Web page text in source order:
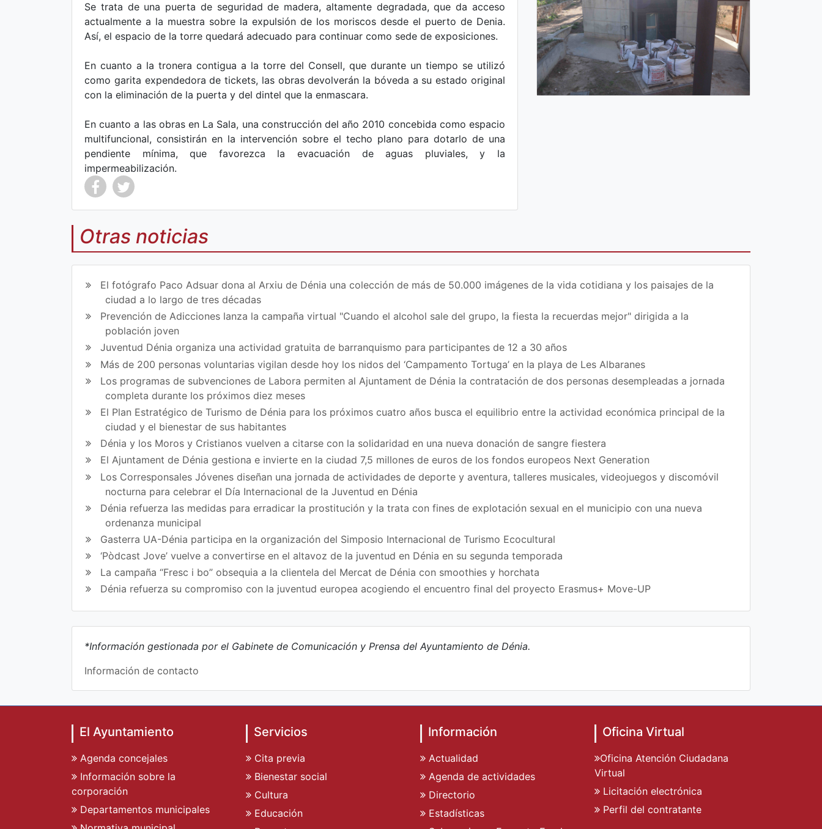
Se trata de una puerta de seguridad de madera, altamente degradada, que da acceso
actualmente a la muestra sobre la expulsión de los moriscos desde el puerto de Denia.
Así, el espacio de la torre quedará adecuado para continuar como sede de exposiciones.
En cuanto a la tronera contigua a la torre del Consell, que durante un tiempo se utilizó
como garita expendedora de tickets, las obras devolverán la bóveda a su estado original
con la eliminación de la puerta y del dintel que la enmascara.
En cuanto a las obras en La Sala, una construcción del año 2010 concebida como espacio
multifuncional, consistirán en la intervención sobre el techo plano para dotarlo de una
pendiente mínima, que favorezca la evacuación de aguas pluviales, y la
impermeabilización.
Co
art
ir
en
Fa
ce
bo
ok
Co
art
ir
en
Tw
itt
er
Otras noticias
El fotógrafo Paco Adsuar dona al Arxiu de Dénia una colección de más de 50.000 imágenes de la vida cotidiana y los paisajes de la
ciudad a lo largo de tres décadas
Prevención de Adicciones lanza la campaña virtual "Cuando el alcohol sale del grupo, la fiesta la recuerdas mejor" dirigida a la
población joven
Juventud Dénia organiza una actividad gratuita de barranquismo para participantes de 12 a 30 años
Más de 200 personas voluntarias vigilan desde hoy los nidos del ‘Campamento Tortuga’ en la playa de Les Albaranes
Los programas de subvenciones de Labora permiten al Ajuntament de Dénia la contratación de dos personas desempleadas a jornada
completa durante los próximos diez meses
El Plan Estratégico de Turismo de Dénia para los próximos cuatro años busca el equilibrio entre la actividad económica principal de la
ciudad y el bienestar de sus habitantes
Dénia y los Moros y Cristianos vuelven a citarse con la solidaridad en una nueva donación de sangre fiestera
El Ajuntament de Dénia gestiona e invierte en la ciudad 7,5 millones de euros de los fondos europeos Next Generation
Los Corresponsales Jóvenes diseñan una jornada de actividades de deporte y aventura, talleres musicales, videojuegos y discomóvil
nocturna para celebrar el Día Internacional de la Juventud en Dénia
Dénia refuerza las medidas para erradicar la prostitución y la trata con fines de explotación sexual en el municipio con una nueva
ordenanza municipal
Gasterra UA-Dénia participa en la organización del Simposio Internacional de Turismo Ecocultural
‘Pòdcast Jove’ vuelve a convertirse en el altavoz de la juventud en Dénia en su segunda temporada
La campaña “Fresc i bo” obsequia a la clientela del Mercat de Dénia con smoothies y horchata
Dénia refuerza su compromiso con la juventud europea acogiendo el encuentro final del proyecto Erasmus+ Move-UP
*Información gestionada por el Gabinete de Comunicación y Prensa del Ayuntamiento de Dénia.
Información de contacto
El Ayuntamiento
Agenda concejales
Información sobre la
corporación
Departamentos municipales
Servicios
Cita previa
Bienestar social
Cultura
Educación
Información
Actualidad
Agenda de actividades
Directorio
Estadísticas
Oficina Virtual
Oficina Atención Ciudadana
Virtual
Licitación electrónica
Perfil del contratante